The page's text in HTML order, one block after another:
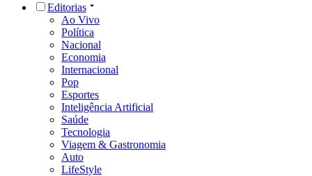
Editorias
Ao Vivo
Política
Nacional
Economia
Internacional
Pop
Esportes
Inteligência Artificial
Saúde
Tecnologia
Viagem & Gastronomia
Auto
LifeStyle